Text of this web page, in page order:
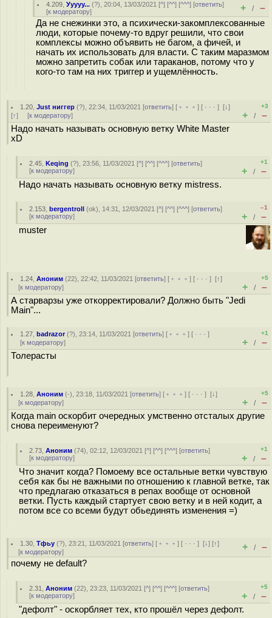
4.209 ,Ууууу... (?), 20:04, 13/03/2021 [^] [^^] [^^^] [ответить]
[к модератору] + / –
Да не снежинки это, а психически-закомплексованные
люди, которые почему-то вдруг решили, что свои
комплексы можно объявить не багом, а фичей, и
начать их использовать для власти. С таким маразмом
можно запретить собак или тараканов, потому что у
кого-то там на них триггер и ущемлённость.
1.20 ,Just ниггер (?), 22:34, 11/03/2021 [ответить] [ ﹢﹢﹢] [ · · ·][↓]
[↑] [к модератору]
+3
+ / –
Надо начать называть основную ветку White Master
xD
2.45 ,Keqing (?), 23:56, 11/03/2021 [^] [^^] [^^^] [ответить]
[к модератору]
+1
+ / –
Надо начать называть основную ветку mistress.
2.153 ,bergentroll (ok), 14:31, 12/03/2021 [^] [^^] [^^^] [ответить]
[к модератору]
–1
+ / –
muster
1.24 ,Аноним (22), 22:42, 11/03/2021 [ответить] [ ﹢﹢﹢] [ · · ·][↑]
[к модератору]
+5
+ / –
А старварзы уже откорректировали? Должно быть "Jedi
Main"...
1.27 ,badrazor(?), 23:14, 11/03/2021 [ответить] [ ﹢﹢﹢] [ · · ·]
[к модератору]
+1
+ / –
Толерасты
1.28 ,Аноним (-), 23:18, 11/03/2021 [ответить] [ ﹢﹢﹢] [ · · ·][↓]
[к модератору]
+5
+ / –
Когда main оскорбит очередных умственно отсталых другие
снова переименуют?
2.73 ,Аноним (74), 02:12, 12/03/2021 [^] [^^] [^^^] [ответить]
[к модератору]
+1
+ / –
Что значит когда? Помоему все остальные ветки чувствую
себя как бы не важными по отношению к главной ветке, так
что предлагаю отказаться в репах вообще от основной
ветки. Пусть каждый стартует свою ветку и в ней кодит, а
потом все со всеми будут обьединять изменения =)
1.30 ,Тфьу (?), 23:21, 11/03/2021 [ответить] [ ﹢﹢﹢] [ · · ·][↓] [↑]
[к модератору] + / –
почему не default?
2.31 ,Аноним (22), 23:23, 11/03/2021 [^] [^^] [^^^] [ответить]
[к модератору]
+5
+ / –
"дефолт" - оскорбляет тех, кто прошёл через дефолт.